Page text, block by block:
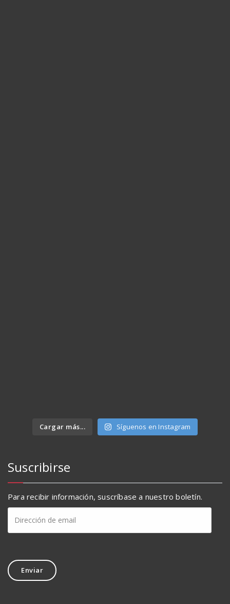
Cargar más... Síguenos en Instagram
Suscribirse
Para recibir información, suscríbase a nuestro boletín.